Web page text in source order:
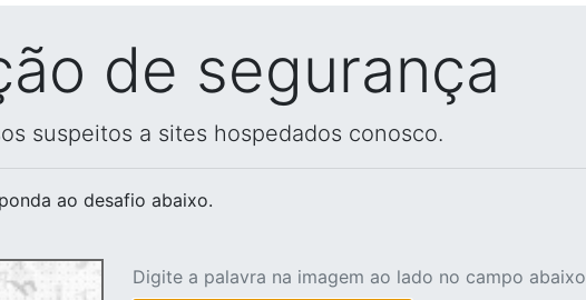
de segurança
suspeitos a sites hospedados conosco.
ao desafio abaixo.
Digite a palavra na imagem ao lado no campo abaixo